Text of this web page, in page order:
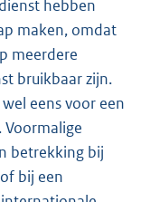
hebben
maken, omdat
meerdere
bruikbaar zijn.
eens voor een
betrekking bij
bij een